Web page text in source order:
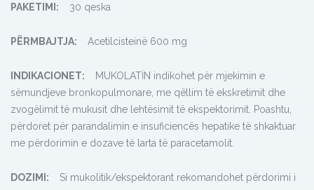
PAKETIMI: 30 qeska
PËRMBAJTJA: Acetilcisteinë 600 mg
INDIKACIONET:
MUKOLATİN indikohet pёr mjekimin e
sёmundjeve bronkopulmonare, me qëllim të ekskretimit dhe
zvogёlimit të mukusit dhe lehtësimit të ekspektorimit. Poashtu,
pёrdoret pёr parandalimin e insuficiencёs hepatike tё shkaktuar
me përdorimin e dozave tё larta tё paracetamolit.
DOZIMI:
Si mukolitik/ekspektorant rekomandohet përdorimi i